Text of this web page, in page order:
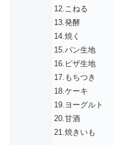
12.こねる
13.発酵
14.焼く
15.パン生地
16.ピザ生地
17.もちつき
18.ケーキ
19.ヨーグルト
20.甘酒
21.焼きいも